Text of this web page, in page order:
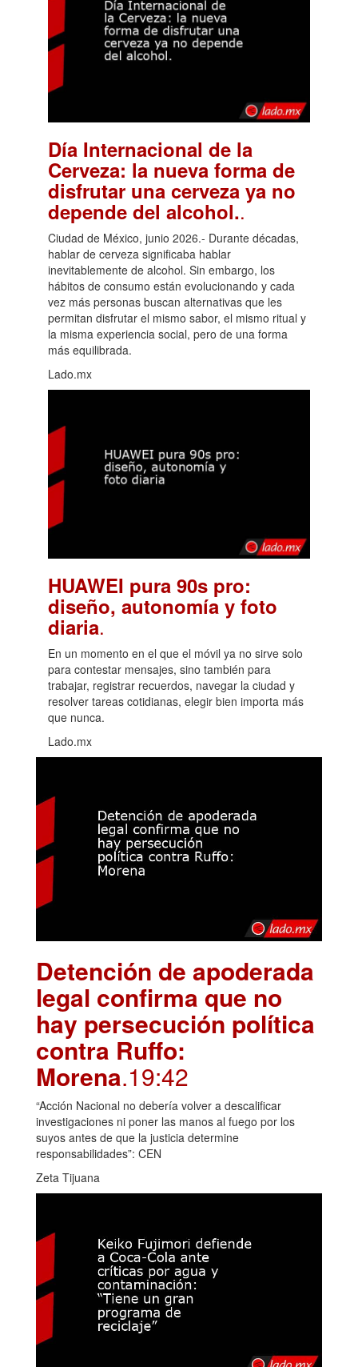
Día Internacional de la
Cerveza: la nueva forma de
disfrutar una cerveza ya no
depende del alcohol..
Ciudad de México, junio 2026.- Durante décadas,
hablar de cerveza significaba hablar
inevitablemente de alcohol. Sin embargo, los
hábitos de consumo están evolucionando y cada
vez más personas buscan alternativas que les
permitan disfrutar el mismo sabor, el mismo ritual y
la misma experiencia social, pero de una forma
más equilibrada.
Lado.mx
HUAWEI pura 90s pro:
diseño, autonomía y foto
diaria.
En un momento en el que el móvil ya no sirve solo
para contestar mensajes, sino también para
trabajar, registrar recuerdos, navegar la ciudad y
resolver tareas cotidianas, elegir bien importa más
que nunca.
Lado.mx
Detención de apoderada
legal confirma que no
hay persecución política
contra Ruffo:
Morena.19:42
“Acción Nacional no debería volver a descalificar
investigaciones ni poner las manos al fuego por los
suyos antes de que la justicia determine
responsabilidades”: CEN
Zeta Tijuana